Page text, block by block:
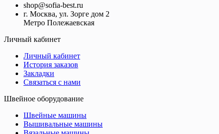
shop@sofia-best.ru
г. Москва, ул. Зорге дом 2
Метро Полежаевская
Личный кабинет
Личный кабинет
История заказов
Закладки
Связаться с нами
Швейное оборудование
Швейные машины
Вышивальные машины